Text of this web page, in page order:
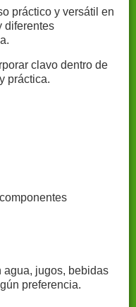
práctico y versátil en
diferentes
clavo dentro de
práctica.
agua, jugos, bebidas
preferencia.